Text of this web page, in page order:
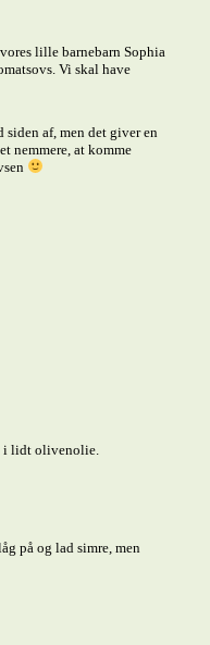
lille barnebarn Sophia
Vi skal have
af, men det giver en
nemmere, at komme
i lidt olivenolie.
på og lad simre, men